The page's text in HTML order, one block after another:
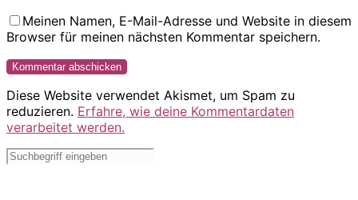
Meinen Namen, E-Mail-Adresse und Website in diesem
Browser für meinen nächsten Kommentar speichern.
Diese Website verwendet Akismet, um Spam zu
reduzieren. Erfahre, wie deine Kommentardaten
verarbeitet werden.